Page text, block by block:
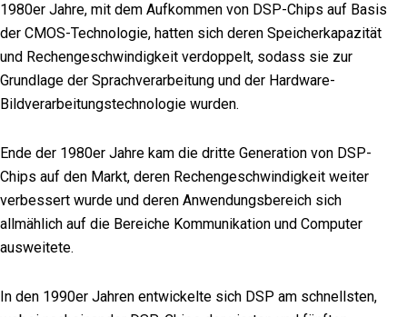
1980er Jahre, mit dem Aufkommen von DSP-Chips auf Basis
der CMOS-Technologie, hatten sich deren Speicherkapazität
und Rechengeschwindigkeit verdoppelt, sodass sie zur
Grundlage der Sprachverarbeitung und der Hardware-
Bildverarbeitungstechnologie wurden.
Ende der 1980er Jahre kam die dritte Generation von DSP-
Chips auf den Markt, deren Rechengeschwindigkeit weiter
verbessert wurde und deren Anwendungsbereich sich
allmählich auf die Bereiche Kommunikation und Computer
ausweitete.
In den 1990er Jahren entwickelte sich DSP am schnellsten,